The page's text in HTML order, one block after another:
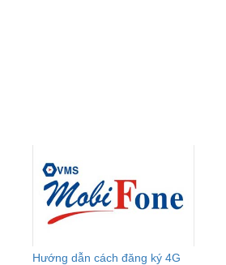
Hướng dẫn cách đăng ký 4G